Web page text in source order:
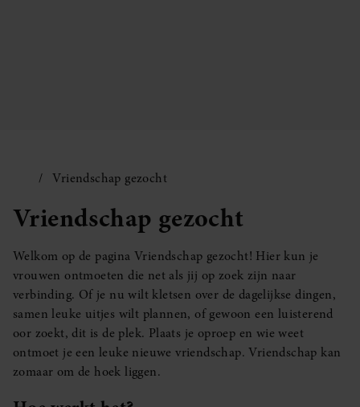
Vriendschap gezocht
Vriendschap gezocht
Welkom op de pagina Vriendschap gezocht! Hier kun je
vrouwen ontmoeten die net als jij op zoek zijn naar
verbinding. Of je nu wilt kletsen over de dagelijkse dingen,
samen leuke uitjes wilt plannen, of gewoon een luisterend
oor zoekt, dit is de plek. Plaats je oproep en wie weet
ontmoet je een leuke nieuwe vriendschap. Vriendschap kan
zomaar om de hoek liggen.